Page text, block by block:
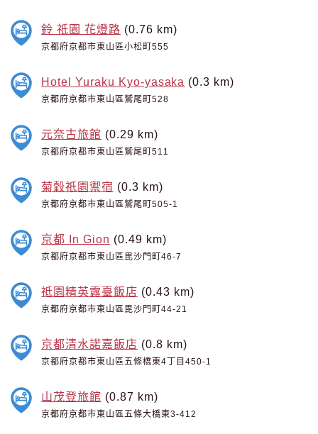
鈴 祇園 花燈路 (0.76 km)
京都府京都市東山區小松町555
Hotel Yuraku Kyo-yasaka (0.3 km)
京都府京都市東山區鷲尾町528
元奈古旅館 (0.29 km)
京都府京都市東山區鷲尾町511
菊穀祇園禦宿 (0.3 km)
京都府京都市東山區鷲尾町505-1
京都 In Gion (0.49 km)
京都府京都市東山區毘沙門町46-7
祗園精英露臺飯店 (0.43 km)
京都府京都市東山區毘沙門町44-21
京都清水諾嘉飯店 (0.8 km)
京都府京都市東山區五條橋東4丁目450-1
山茂登旅館 (0.87 km)
京都府京都市東山區五條大橋東3-412